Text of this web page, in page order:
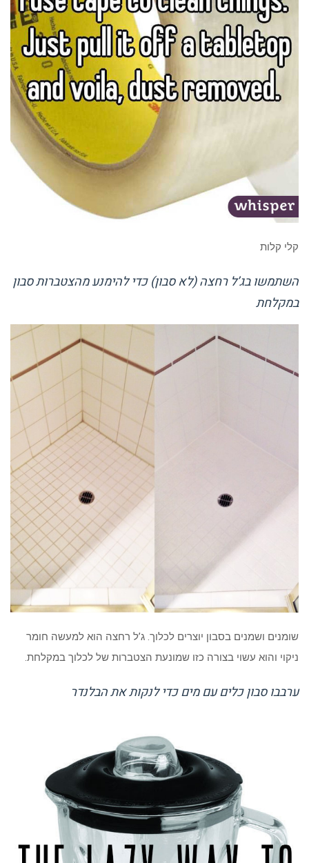
קלי קלות
השתמשו בג’ל רחצה (לא סבון) כדי להימנע מהצטברות סבון
במקלחת
שומנים ושמנים בסבון יוצרים לכלוך. ג’ל רחצה הוא למעשה חומר
ניקוי והוא עשוי בצורה כזו שמונעת הצטברות של לכלוך במקלחת.
ערבבו סבון כלים עם מים כדי לנקות את הבלנדר